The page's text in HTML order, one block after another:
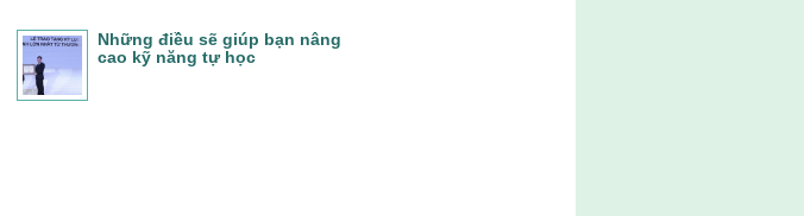
Những điều sẽ giúp bạn nâng
cao kỹ năng tự học